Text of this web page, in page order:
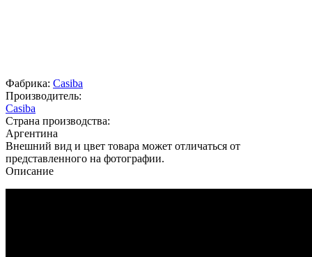
Фабрика: Casiba
Производитель:
Casiba
Страна производства:
Аргентина
Внешний вид и цвет товара может отличаться от
представленного на фотографии.
Описание